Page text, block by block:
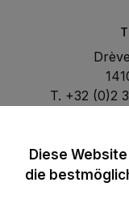
T. +32 (0)2
Diese
die